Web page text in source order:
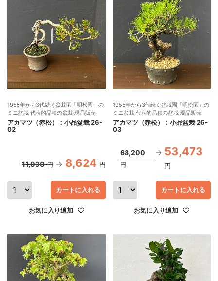
1955年から3代続く盆栽園「明松園」の
ミニ盆栽 代表的品種の盆栽 現品販売
アカマツ（赤松）：小品盆栽 26-
02
11,000 円 8,624 円
カートに入れる
お気に入り追加
1955年から3代続く盆栽園「明松園」の
ミニ盆栽 代表的品種の盆栽 現品販売
アカマツ（赤松）：小品盆栽 26-
03
68,200
円
53,473
円
カートに入れる
お気に入り追加